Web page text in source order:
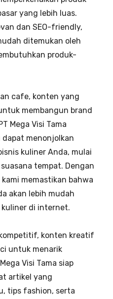
yang lebih luas.
dan SEO-friendly,
ditemukan oleh
produk-
cafe, konten yang
membangun brand
Mega Visi Tama
menonjolkan
kuliner Anda, mulai
tempat. Dengan
memastikan bahwa
akan lebih mudah
di internet.
konten kreatif
untuk menarik
Visi Tama siap
artikel yang
tips fashion, serta